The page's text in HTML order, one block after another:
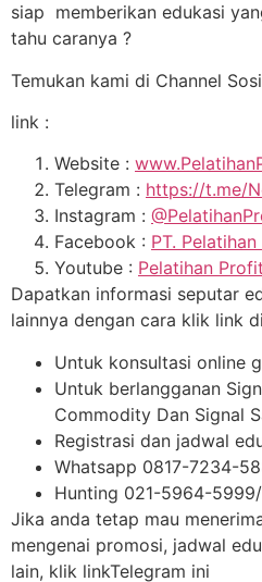
siap memberikan edukasi
tahu caranya ?
Temukan kami di Channel
link :
Website :
Telegram : https://t.me/
Instagram :
Facebook : PT.
Youtube : Pelatihan
Dapatkan informasi seputar
lainnya dengan cara klik link
Untuk konsultasi online
Untuk berlangganan
Commodity Dan Signal
Registrasi dan jadwal
Whatsapp 0817-7234-
Hunting 021-5964-
Jika anda tetap mau
mengenai promosi, jadwal
lain, klik linkTelegram ini